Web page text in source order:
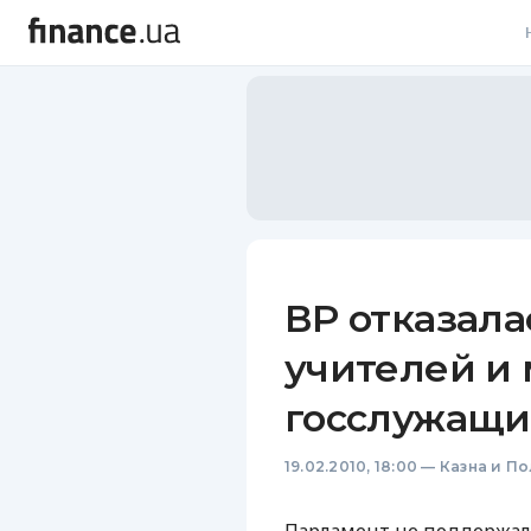
ВР
учителей и
19.02.2010, 18:00 — Казна и